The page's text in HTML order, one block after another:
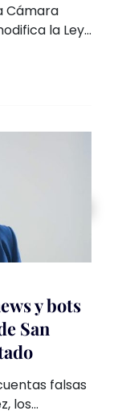
Cámara
la Ley
de
y bots
San
falsas
los